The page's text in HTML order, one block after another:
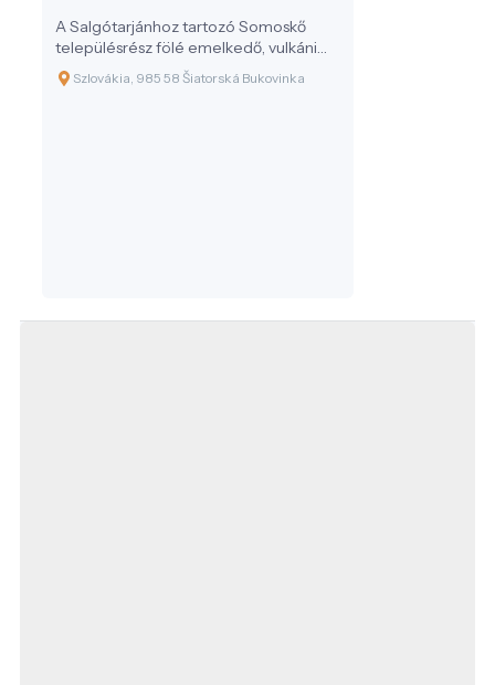
A Salgótarjánhoz tartozó Somoskő
településrész fölé emelkedő, vulkáni
kúpon álló Somoskő vára nemcsak egy
középkori erődítmény romja, hanem a
Szlovákia, 985 58 Šiatorská Bukovinka